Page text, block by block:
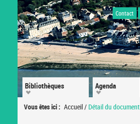
Contact
Vous êtes ici : Accueil/ Détail du document
Bibliothèques Agenda